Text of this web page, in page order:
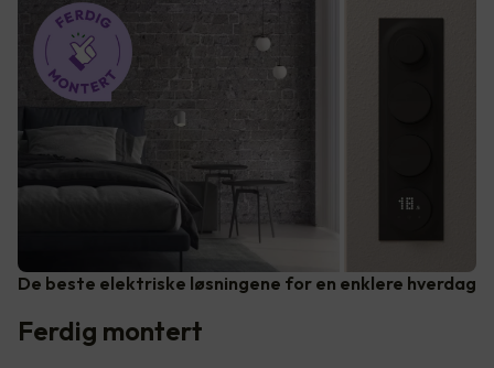
De beste elektriske løsningene for en enklere hverdag
Ferdig montert